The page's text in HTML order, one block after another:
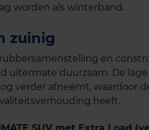
worden als winterband.
zuinig
en
uitermate duurzaam. De
verder afneemt, waardoor
heeft.